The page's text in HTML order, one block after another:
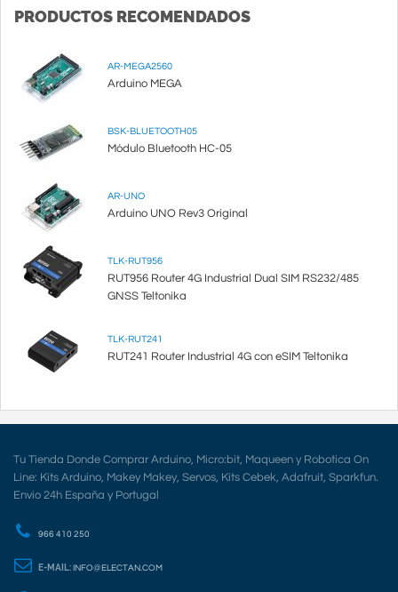
PRODUCTOS RECOMENDADOS
AR-MEGA2560
Arduino MEGA
BSK-BLUETOOTH05
Módulo Bluetooth HC-05
AR-UNO
Arduino UNO Rev3 Original
TLK-RUT956
RUT956 Router 4G Industrial Dual SIM RS232/485
GNSS Teltonika
TLK-RUT241
RUT241 Router Industrial 4G con eSIM Teltonika
Tu Tienda Donde Comprar Arduino, Micro:bit, Maqueen y Robotica On
Line: Kits Arduino, Makey Makey, Servos, Kits Cebek, Adafruit, Sparkfun.
Envio 24h España y Portugal
966 410 250
E-MAIL: INFO@ELECTAN.COM